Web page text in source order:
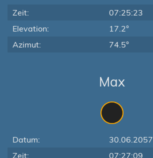
Zeit:
07:25:23
Elevation:
17.2°
Azimut:
74.5°
Max
Datum:
30.06.2057
Zeit:
07:27:09